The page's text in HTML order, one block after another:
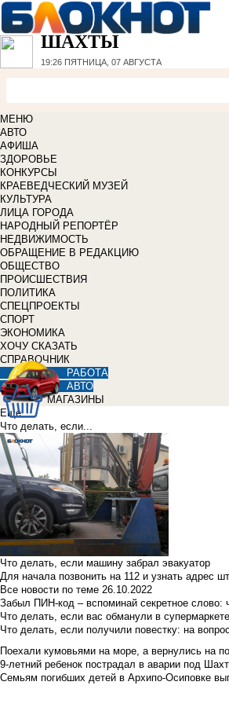
ШАХТЫ
19:26 ПЯТНИЦА, 07 АВГУСТА
МЕНЮ
АВТО
АФИША
ЗДОРОВЬЕ
КОНКУРСЫ
КРАЕВЕДЧЕСКИЙ МУЗЕЙ
КУЛЬТУРА
ЛИЦА ГОРОДА
НАРОДНЫЙ РЕПОРТЁР
НЕДВИЖИМОСТЬ
ОБРАЩЕНИЕ В РЕДАКЦИЮ
ОБЩЕСТВО
ПРОИСШЕСТВИЯ
ПОЛИТИКА
СПЕЦПРОЕКТЫ
СПОРТ
ЭКОНОМИКА
ХОЧУ СКАЗАТЬ
СПРАВОЧНИК
РАБОТА
АВТО
МАГАЗИНЫ
Еще
Что делать, если...
Что делать, если машину забрал эвакуатор
Для начала позвонить на 112 и узнать адрес
Все новости по теме 26.10.2022
Забыл ПИН-код – вспоминай секретное слово:
Что делать, если вас обманули в
Что делать, если получили повестку: на
Поехали кумовьями на море, а вернулись на
9-летний ребенок пострадал в аварии под
Семьям погибших детей в Архипо-Осиповке